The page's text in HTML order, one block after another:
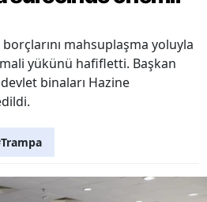
mahsuplaşma yoluyla
yükünü hafifletti. Başkan
binaları Hazine